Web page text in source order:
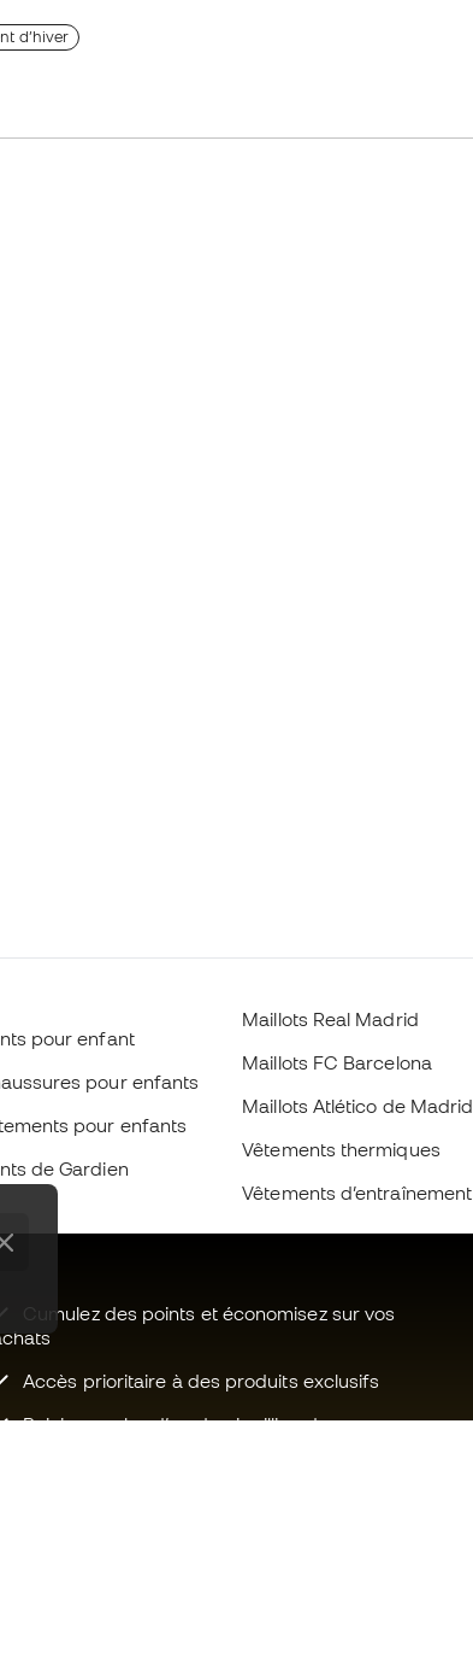
d’hiver
pour enfant
pour enfants
pour enfants
de Gardien
Maillots Real Madrid
Maillots FC Barcelona
Maillots Atlético de Madrid
Vêtements thermiques
Vêtements d’entraînement
Cumulez des points et économisez sur vos
Accès prioritaire à des produits exclusifs
Rejoignez plus d’un demi-million de